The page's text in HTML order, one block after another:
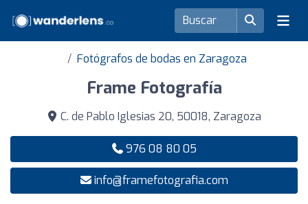
Fotógrafos de bodas en Zaragoza
Frame Fotografía
C. de Pablo Iglesias 20, 50018, Zaragoza
976 08 80 05
info@framefotografia.com